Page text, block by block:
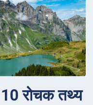
रोचक तथ्य